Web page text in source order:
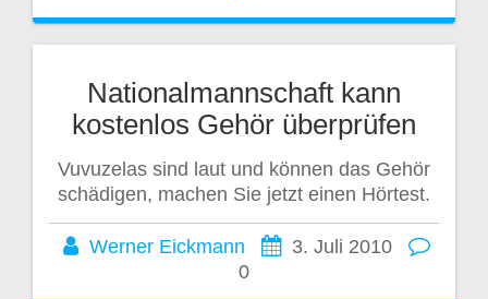
Nationalmannschaft kann
kostenlos Gehör überprüfen
Vuvuzelas sind laut und können das Gehör
schädigen, machen Sie jetzt einen Hörtest.
Werner Eickmann
3. Juli 2010
0